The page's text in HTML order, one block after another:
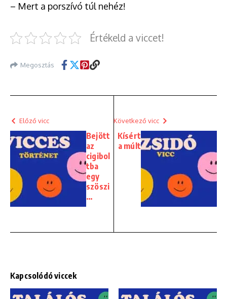
– Mert a porszívó túl nehéz!
Értékeld a viccet!
Megosztás
Előző vicc
Bejött
az
cigibol
tba
egy
szöszi
…
Következő vicc
Kísért
a múlt
Kapcsolódó viccek